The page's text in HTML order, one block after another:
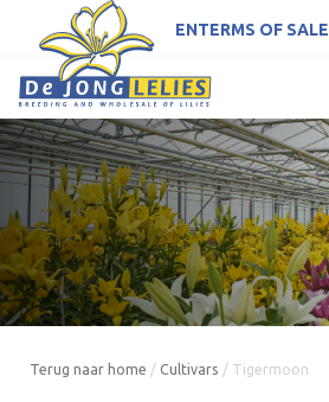
ENTERMS OF SALE
Terug naar home / Cultivars / Tigermoon